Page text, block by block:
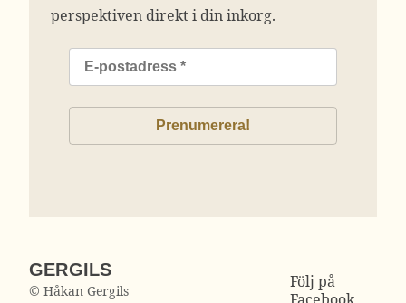
perspektiven direkt i din inkorg.
GERGILS
© Håkan Gergils
Följ på